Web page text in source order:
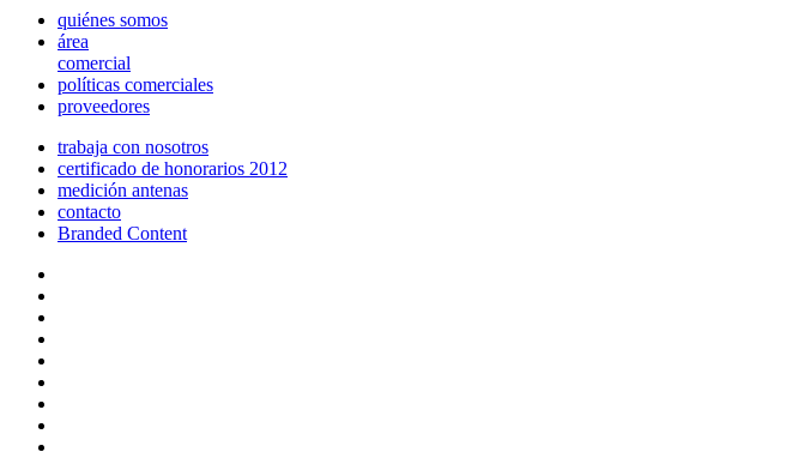
quiénes somos
área
comercial
políticas comerciales
proveedores
trabaja con nosotros
certificado de honorarios 2012
medición antenas
contacto
Branded Content